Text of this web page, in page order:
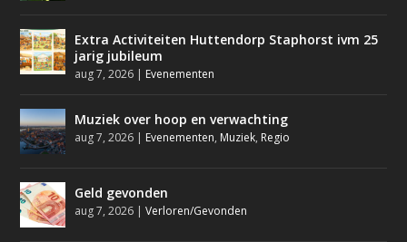
Extra Activiteiten Huttendorp Staphorst ivm 25
jarig jubileum
aug 7, 2026 | Evenementen
Muziek over hoop en verwachting
aug 7, 2026 | Evenementen, Muziek, Regio
Geld gevonden
aug 7, 2026 |Verloren/Gevonden